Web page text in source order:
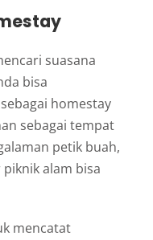
suasana
bisa
homestay
sebagai tempat
petik buah,
alam bisa
mencatat